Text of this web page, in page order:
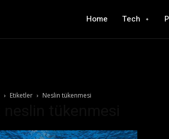
Home Tech
Etiketler Neslin tükenmesi